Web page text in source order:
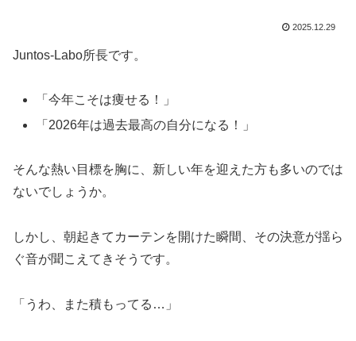
2025.12.29
Juntos-Labo所長です。
「今年こそは痩せる！」
「2026年は過去最高の自分になる！」
そんな熱い目標を胸に、新しい年を迎えた方も多いのでは
ないでしょうか。
しかし、朝起きてカーテンを開けた瞬間、その決意が揺ら
ぐ音が聞こえてきそうです。
「うわ、また積もってる…」